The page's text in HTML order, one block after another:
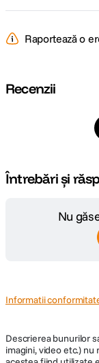
Raportează o
Recenzii
Întrebări și
Nu
Informatii
Descrierea bunurilor
imagini, video etc.)